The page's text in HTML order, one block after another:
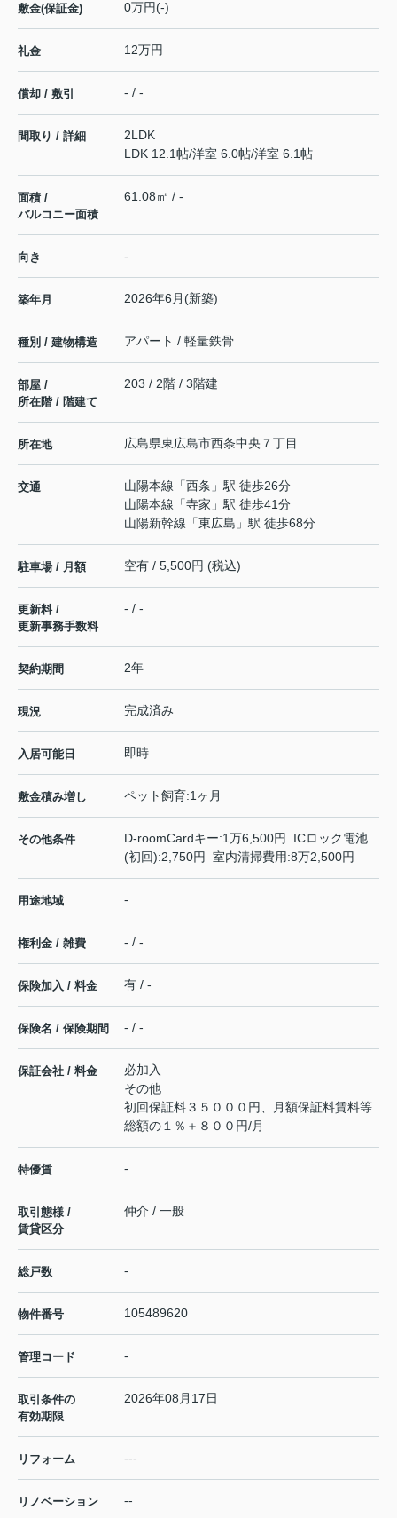
敷金(保証金) 0万円(-)
礼金 12万円
償却 / 敷引 - / -
間取り / 詳細
2LDK
LDK 12.1帖/洋室 6.0帖/洋室 6.1帖
面積 /
バルコニー面積
61.08㎡ / -
向き -
築年月 2026年6月(新築)
種別 / 建物構造 アパート / 軽量鉄骨
部屋 /
所在階 / 階建て
203 / 2階 / 3階建
所在地 広島県東広島市西条中央 ７丁目
交通 山陽本線 「西条 」駅 徒歩26分
山陽本線 「寺家 」駅 徒歩41分
山陽新幹線 「東広島 」駅 徒歩68分
駐車場 / 月額 空有 / 5,500円 (税込)
更新料 /
更新事務手数料
- / -
契約期間 2年
現況 完成済み
入居可能日 即時
敷金積み増し ペット飼育:1ヶ月
その他条件
D-roomCardキー:1万6,500円 ICロック電池
(初回):2,750円 室内清掃費用:8万2,500円
用途地域 -
権利金 / 雑費 - / -
保険加入 / 料金 有 / -
保険名 / 保険期間 - / -
保証会社 / 料金
必加入
その他
初回保証料３５０００円、月額保証料賃料等
総額の１％＋８００円/月
特優賃 -
取引態様 /
賃貸区分
仲介 / 一般
総戸数 -
物件番号 105489620
管理コード -
取引条件の
有効期限
2026年08月17日
リフォーム ---
リノベーション --